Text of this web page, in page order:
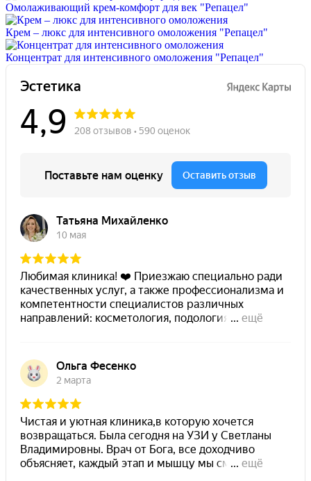
Омолаживающий крем-комфорт для век "Репацел"
Крем – люкс для интенсивного омоложения "Репацел"
Концентрат для интенсивного омоложения "Репацел"